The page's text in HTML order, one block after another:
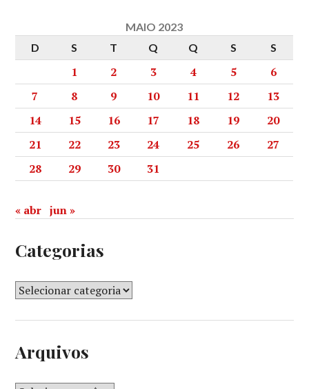
MAIO 2023
D
S T Q Q S S
1 2 3 4 5
6
7
8 9 10 11 12
13
14
15 16 17 18 19
20
21
22 23 24 25 26
27
28
29 30 31
« abr jun »
Categorias
Arquivos